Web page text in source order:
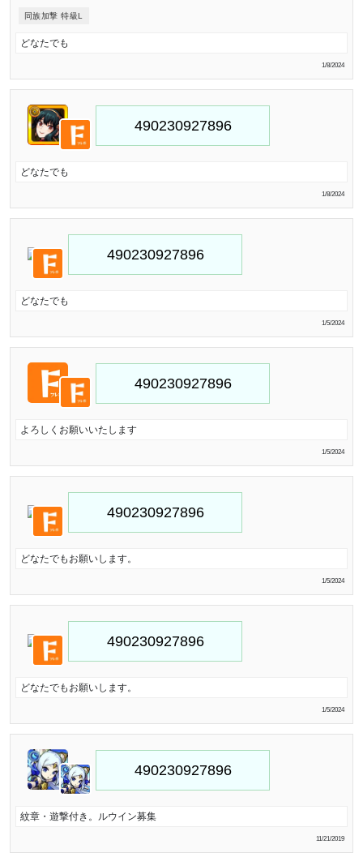
同族加撃 特級L
どなたでも
1/8/2024
どなたでも
1/8/2024
どなたでも
1/5/2024
よろしくお願いいたします
1/5/2024
どなたでもお願いします。
1/5/2024
どなたでもお願いします。
1/5/2024
紋章・遊撃付き。ルウイン募集
11/21/2019